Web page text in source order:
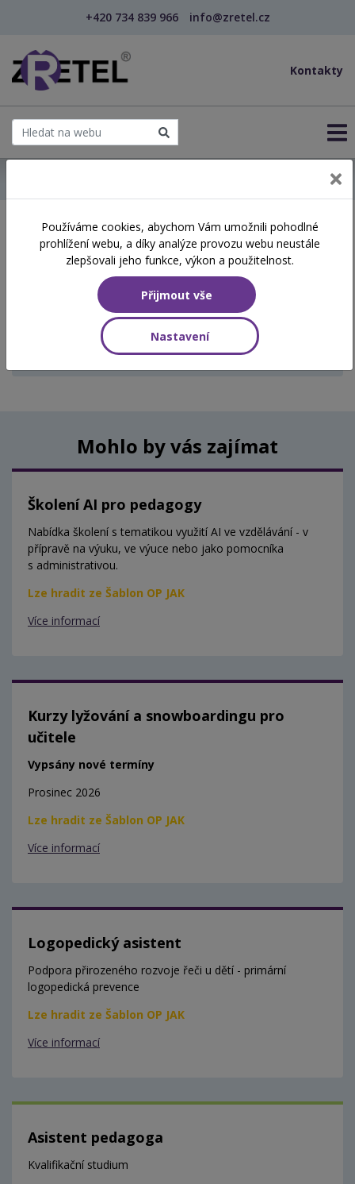
+420 734 839 966 info@zretel.cz
Kontakty
Školení začínající 01. 07.
2026
Aktuálně vypsané termíny
Aktuálně nejsou vypsány žádné termíny.
Mohlo by vás zajímat
Školení AI pro pedagogy
Nabídka školení s tematikou využití AI ve vzdělávání - v
přípravě na výuku, ve výuce nebo jako pomocníka
s administrativou.
Lze hradit ze Šablon OP JAK
Více informací
Kurzy lyžování a snowboardingu pro
učitele
Vypsány nové termíny
Prosinec 2026
Lze hradit ze Šablon OP JAK
Více informací
Logopedický asistent
Podpora přirozeného rozvoje řeči u dětí - primární
logopedická prevence
Lze hradit ze Šablon OP JAK
Více informací
Asistent pedagoga
Kvalifikační studium
Používáme cookies, abychom Vám umožnili pohodlné
prohlížení webu, a díky analýze provozu webu neustále
zlepšovali jeho funkce, výkon a použitelnost.
Přijmout vše
Nastavení